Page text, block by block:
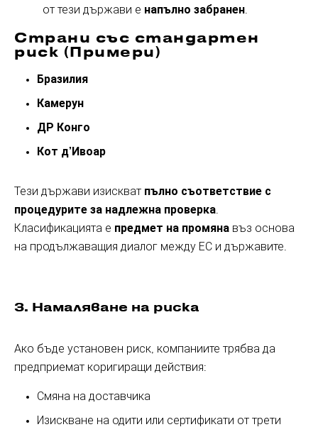
от тези държави е напълно забранен.
Страни със стандартен
риск (Примери)
Бразилия
Камерун
ДР Конго
Кот д’Ивоар
Тези държави изискват пълно съответствие с
процедурите за надлежна проверка.
Класификацията е предмет на промяна въз основа
на продължаващия диалог между ЕС и държавите.
3. Намаляване на риска
Ако бъде установен риск, компаниите трябва да
предприемат коригиращи действия:
Смяна на доставчика
Изискване на одити или сертификати от трети